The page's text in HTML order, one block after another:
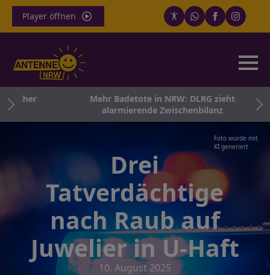
Player öffnen
Mehr Badetote in NRW: DLRG zieht
alarmierende Zwischenbilanz
Foto wurde mit
KI generiert
Drei
Tatverdächtige
nach Raub auf
Juwelier in U-Haft
10. August 2025